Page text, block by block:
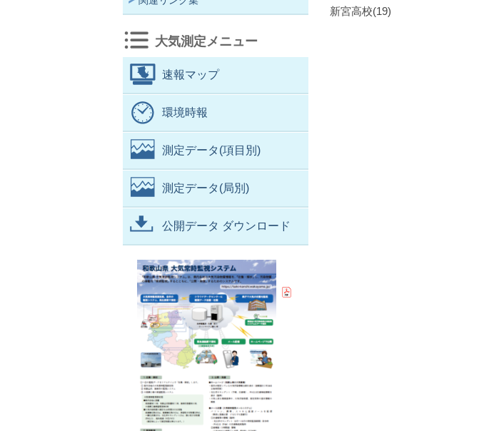
新宮高校(19)
大気測定メニュー
速報マップ
環境時報
測定データ(項目別)
測定データ(局別)
公開データ ダウンロード